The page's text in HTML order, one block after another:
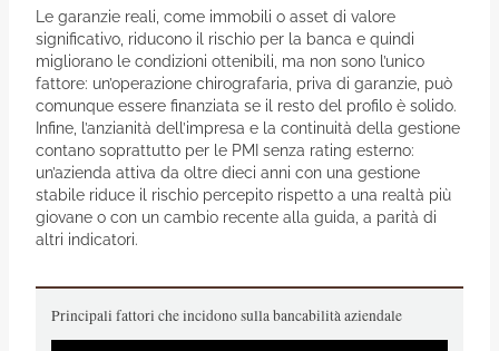
Le garanzie reali, come immobili o asset di valore
significativo, riducono il rischio per la banca e quindi
migliorano le condizioni ottenibili, ma non sono l’unico
fattore: un’operazione chirografaria, priva di garanzie, può
comunque essere finanziata se il resto del profilo è solido.
Infine, l’anzianità dell’impresa e la continuità della gestione
contano soprattutto per le PMI senza rating esterno:
un’azienda attiva da oltre dieci anni con una gestione
stabile riduce il rischio percepito rispetto a una realtà più
giovane o con un cambio recente alla guida, a parità di
altri indicatori.
Principali fattori che incidono sulla bancabilità aziendale